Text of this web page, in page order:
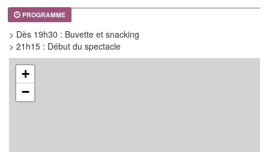
PROGRAMME
> Dès 19h30 : Buvette et snacking
> 21h15 : Début du spectacle
+
−